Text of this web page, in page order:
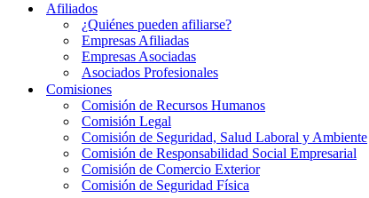
Afiliados
¿Quiénes pueden afiliarse?
Empresas Afiliadas
Empresas Asociadas
Asociados Profesionales
Comisiones
Comisión de Recursos Humanos
Comisión Legal
Comisión de Seguridad, Salud Laboral y Ambiente
Comisión de Responsabilidad Social Empresarial
Comisión de Comercio Exterior
Comisión de Seguridad Física